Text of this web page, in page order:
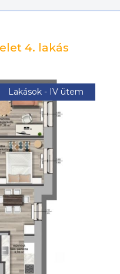
4. lakás
Lakások - IV ütem